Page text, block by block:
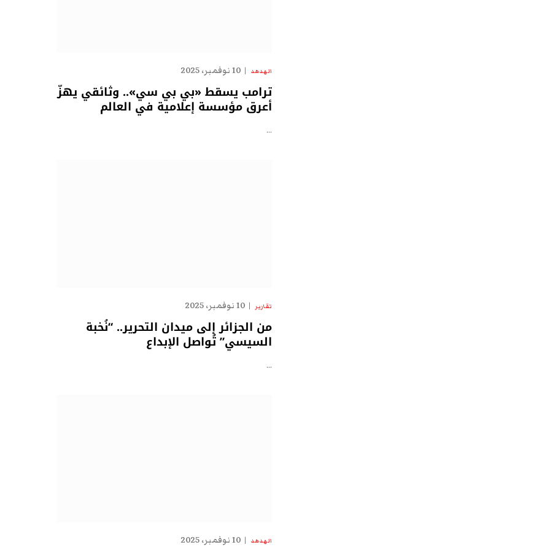
الهدهد 10 نوفمبر، 2025
ترامب يسقط «بي بي سي».. وثائقي يهزّ
أعرق مؤسسة إعلامية في العالم
…
تقارير 10 نوفمبر، 2025
من الجزائر إلى ميدان التحرير.. “نُخبة
السيسي” تُواصل الإبداع
…
الهدهد 10 نوفمبر، 2025